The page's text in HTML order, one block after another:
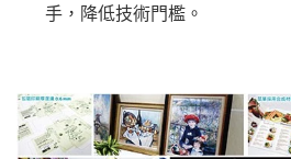
手，降低技術門檻。